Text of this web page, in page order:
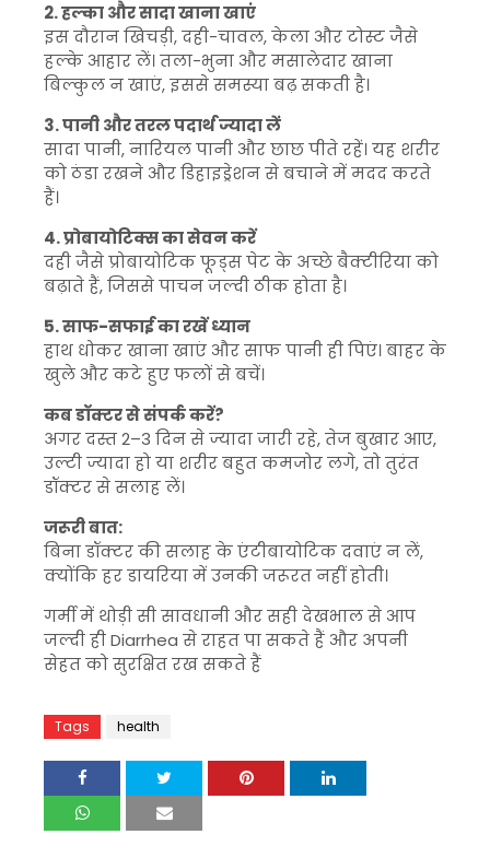
2. हल्का और सादा खाना खाएं
इस दौरान खिचड़ी, दही-चावल, केला और टोस्ट जैसे
हल्के आहार लें। तला-भुना और मसालेदार खाना
बिल्कुल न खाएं, इससे समस्या बढ़ सकती है।
3. पानी और तरल पदार्थ ज्यादा लें
सादा पानी, नारियल पानी और छाछ पीते रहें। यह शरीर
को ठंडा रखने और डिहाइड्रेशन से बचाने में मदद करते
हैं।
4. प्रोबायोटिक्स का सेवन करें
दही जैसे प्रोबायोटिक फूड्स पेट के अच्छे बैक्टीरिया को
बढ़ाते हैं, जिससे पाचन जल्दी ठीक होता है।
5. साफ-सफाई का रखें ध्यान
हाथ धोकर खाना खाएं और साफ पानी ही पिएं। बाहर के
खुले और कटे हुए फलों से बचें।
कब डॉक्टर से संपर्क करें?
अगर दस्त 2–3 दिन से ज्यादा जारी रहे, तेज बुखार आए,
उल्टी ज्यादा हो या शरीर बहुत कमजोर लगे, तो तुरंत
डॉक्टर से सलाह लें।
जरूरी बात:
बिना डॉक्टर की सलाह के एंटीबायोटिक दवाएं न लें,
क्योंकि हर डायरिया में उनकी जरूरत नहीं होती।
गर्मी में थोड़ी सी सावधानी और सही देखभाल से आप
जल्दी हीDiarrhea से राहत पा सकते हैं और अपनी
सेहत को सुरक्षित रख सकते हैं
Tags health